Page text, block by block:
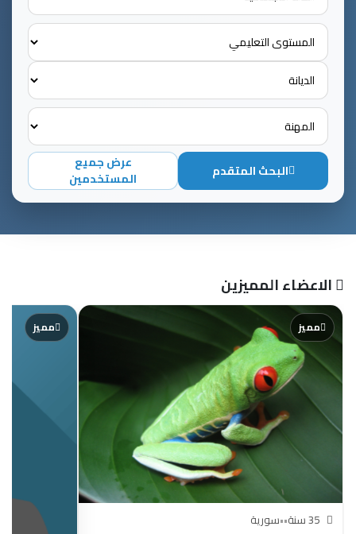
المستوى التعليمي
الديانة
المهنة
البحث المتقدم
عرض جميع
المستخدمين
الاعضاء المميزين
مميز
•
•سورية
مميز